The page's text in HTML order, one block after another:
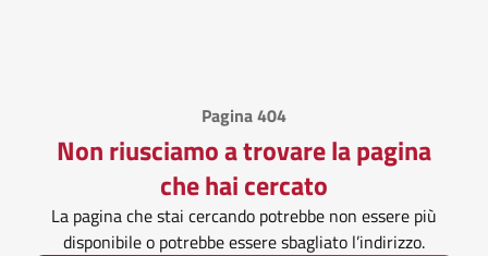
Pagina 404
Non riusciamo a trovare la pagina
che hai cercato
La pagina che stai cercando potrebbe non essere più
disponibile o potrebbe essere sbagliato l’indirizzo.